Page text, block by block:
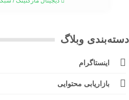
وبلاگ
اینستاگرام
بازاریابی محتوایی